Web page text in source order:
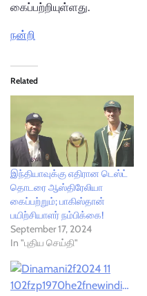
கைப்பற்றியுள்ளது.
நன்றி
Related
இந்தியாவுக்கு எதிரான டெஸ்ட்
தொடரை ஆஸ்திரேலியா
கைப்பற்றும்; பாகிஸ்தான்
பயிற்சியாளர் நம்பிக்கை!
September 17, 2024
In "புதிய செய்தி"